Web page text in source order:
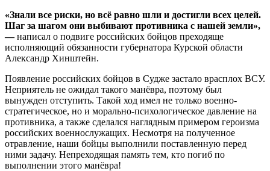
«Знали все риски, но всё равно шли и достигли всех целей.
Шаг за шагом они выбивают противника с нашей земли»,
—написал о подвиге российских бойцов преходяще
исполняющий обязанности губернатора Курской области
Александр Хинштейн.
Появление российских бойцов в Судже застало врасплох ВСУ.
Неприятель не ожидал такого манёвра, поэтому был
вынужден отступить. Такой ход имел не только военно-
стратегическое, но и морально-психологическое давление на
противника, а также сделался наглядным примером героизма
российских военнослужащих. Несмотря на полученное
отравление, наши бойцы выполнили поставленную перед
ними задачу. Непреходящая память тем, кто погиб по
выполнении этого манёвра!